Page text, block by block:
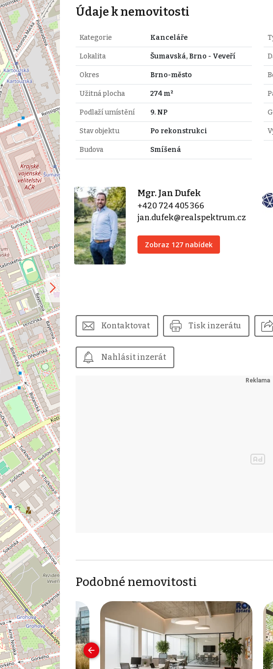
Údaje k nemovitosti
Kategorie Kanceláře
Lokalita Šumavská, Brno - Veveří
Okres Brno-město
Užitná plocha 274 m²
Podlaží umístění 9. NP
Stav objektu Po rekonstrukci
Budova Smíšená
Mgr. Jan Dufek
+420 724 405 366
jan.dufek@realspektrum.cz
Zobraz 127 nabídek
Kontaktovat Tisk inzerátu
Nahlásit inzerát
Podobné nemovitosti